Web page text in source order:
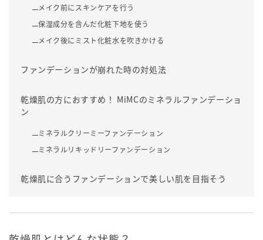
メイク前にスキンケアを行う
保湿成分を含んだ化粧下地を使う
メイク後にミスト化粧水を吹きかける
ファンデーションが崩れた時の対処法
乾燥肌の方におすすめ！ MiMCのミネラルファンデーショ
ン
ミネラルクリーミーファンデーション
ミネラルリキッドリーファンデーション
乾燥肌に合うファンデーションで美しい肌を目指そう